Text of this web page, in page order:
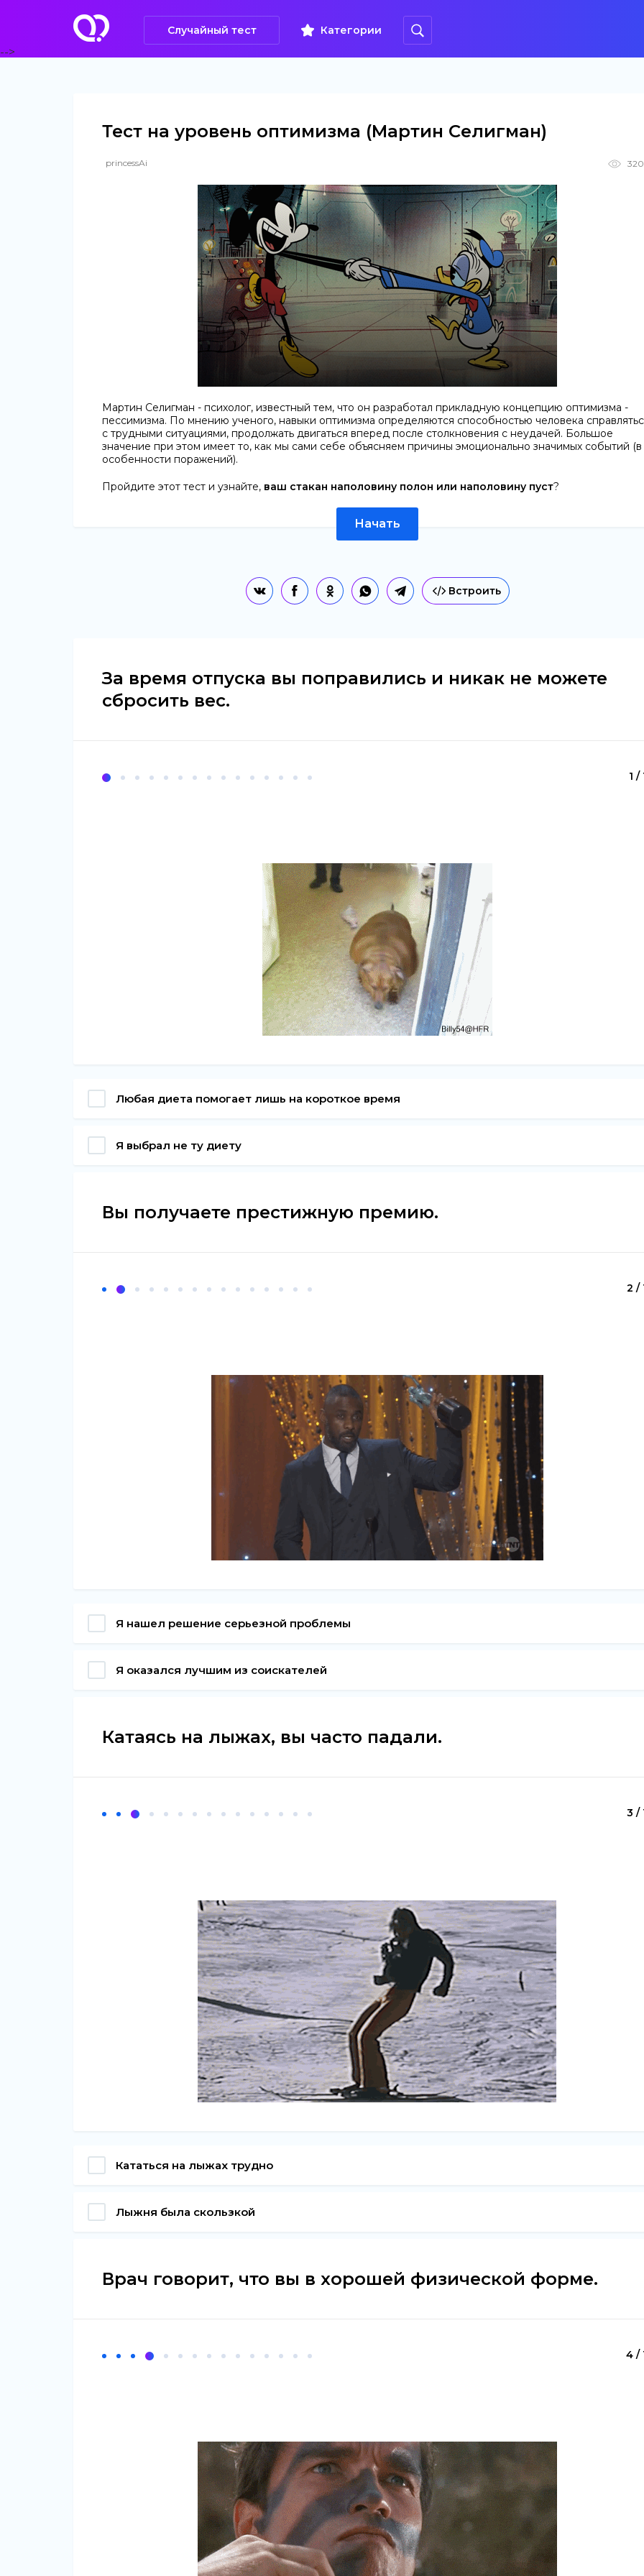
Случайный тест Категории
-->
Тест на уровень оптимизма (Мартин Селигман)
princessAi
Мартин Селигман - психолог, известный тем, что он разработал прикладную концепцию оптимизма -
пессимизма. По мнению ученого, навыки оптимизма определяются способностью человека
с трудными ситуациями, продолжать двигаться вперед после столкновения с неудачей. Большое
значение при этом имеет то, как мы сами себе объясняем причины эмоционально значимых событий (в
особенности поражений).
Пройдите этот тест и узнайте, ваш стакан наполовину полон или наполовину пуст?
Начать
Встроить
За время отпуска вы поправились и никак не можете
сбросить вес.
1 /
Любая диета помогает лишь на короткое время
Я выбрал не ту диету
Вы получаете престижную премию.
2 /
Я нашел решение серьезной проблемы
Я оказался лучшим из соискателей
Катаясь на лыжах, вы часто падали.
3 /
Кататься на лыжах трудно
Лыжня была скользкой
Врач говорит, что вы в хорошей физической форме.
4 /